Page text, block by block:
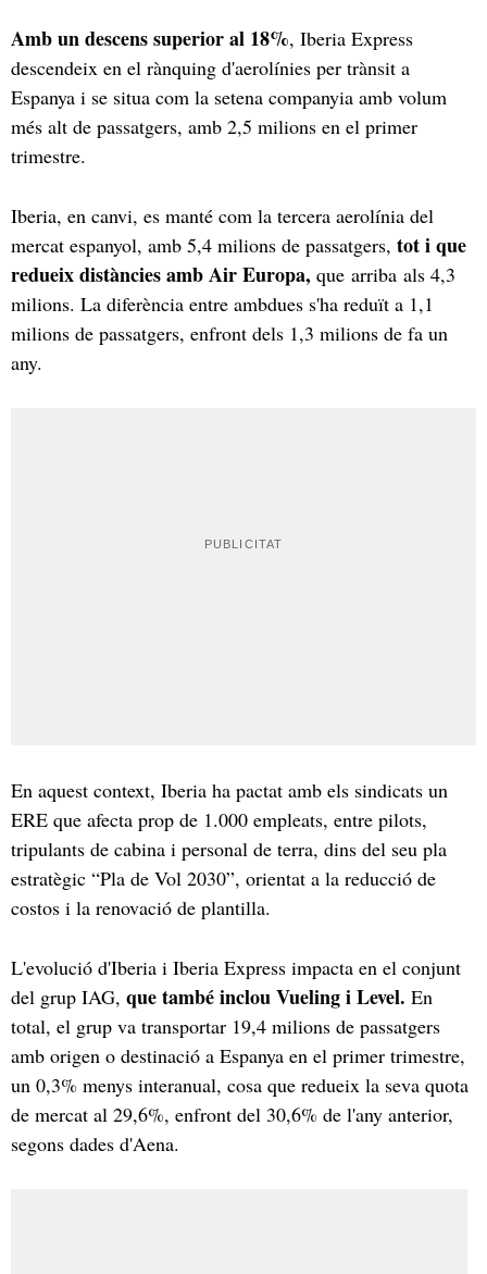
Amb un descens superior al 18%, Iberia Express
descendeix en el rànquing d'aerolínies per trànsit a
Espanya i se situa com la setena companyia amb volum
més alt de passatgers, amb 2,5 milions en el primer
trimestre.
Iberia, en canvi, es manté com la tercera aerolínia del
mercat espanyol, amb 5,4 milions de passatgers, tot i que
redueix distàncies amb Air Europa, que arriba als 4,3
milions. La diferència entre ambdues s'ha reduït a 1,1
milions de passatgers, enfront dels 1,3 milions de fa un
any.
En aquest context, Iberia ha pactat amb els sindicats un
ERE que afecta prop de 1.000 empleats, entre pilots,
tripulants de cabina i personal de terra, dins del seu pla
estratègic “Pla de Vol 2030”, orientat a la reducció de
costos i la renovació de plantilla.
L'evolució d'Iberia i Iberia Express impacta en el conjunt
del grup IAG, que també inclou Vueling i Level. En
total, el grup va transportar 19,4 milions de passatgers
amb origen o destinació a Espanya en el primer trimestre,
un 0,3% menys interanual, cosa que redueix la seva quota
de mercat al 29,6%, enfront del 30,6% de l'any anterior,
segons dades d'Aena.